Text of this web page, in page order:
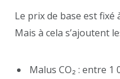
Le prix de base est fixé
Mais à cela s’ajoutent
Malus CO₂ : entre 1